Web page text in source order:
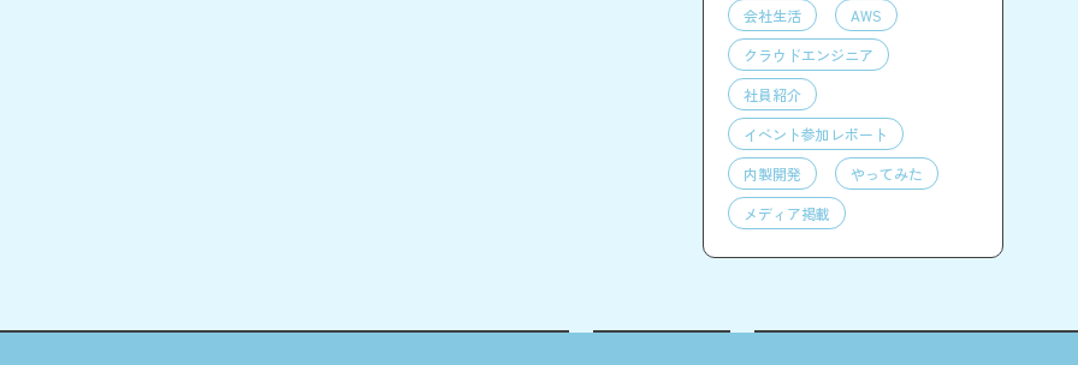
会社生活
AWS
クラウドエンジニア
社員紹介
イベント参加レポート
内製開発
やってみた
メディア掲載